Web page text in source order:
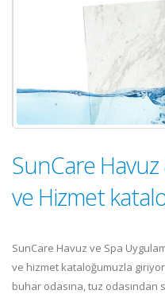
SunCare
ve Hizmet
SunCare Havuz ve Spa
ve hizmet kataloğumuzla
buhar odasına, tuz odasından